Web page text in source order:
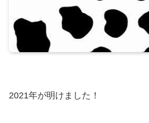
2021年が明けました！